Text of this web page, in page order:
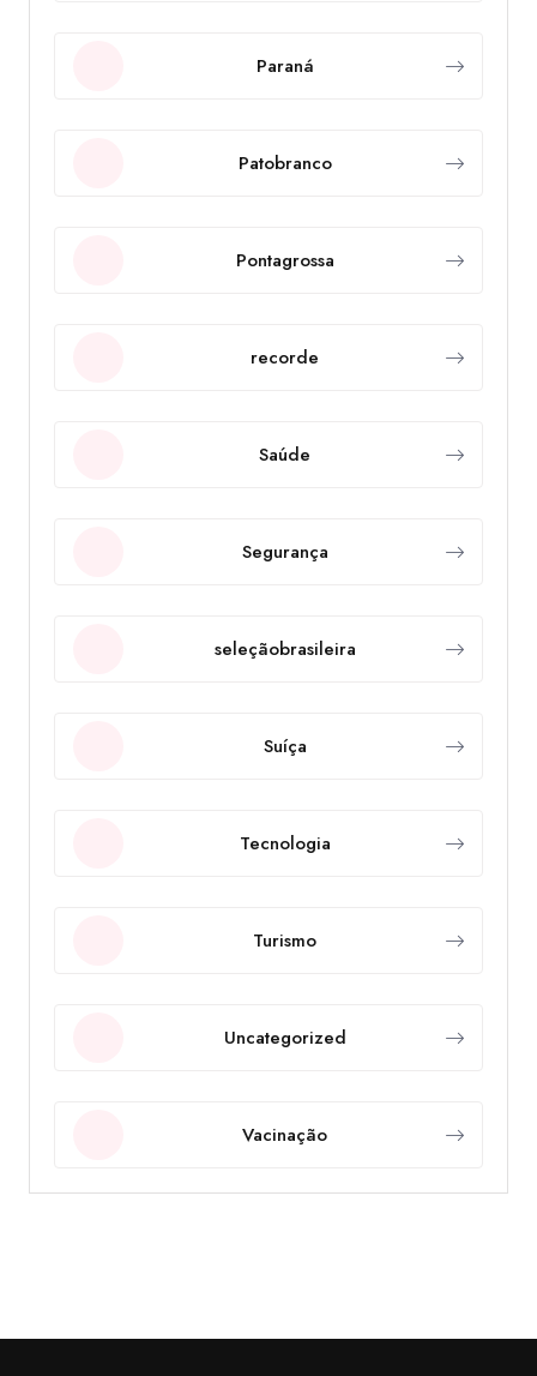
Paraná
Patobranco
Pontagrossa
recorde
Saúde
Segurança
seleçãobrasileira
Suíça
Tecnologia
Turismo
Uncategorized
Vacinação